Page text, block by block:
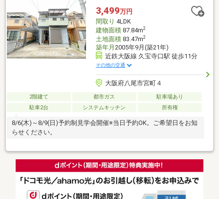
3,499万円
間取り 4LDK
建物面積87.84m2
土地面積83.47m2
築年月 2005年9月(築21年)
近鉄大阪線 久宝寺口駅 徒歩11分
その他の交通
大阪府八尾市宮町４
2階建て 都市ガス
駐車場あり
駐車2台
システムキッチン 所有権
8/6(木)～8/9(日)予約制見学会開催※当日予約OK。ご希望日をお知
らせください。